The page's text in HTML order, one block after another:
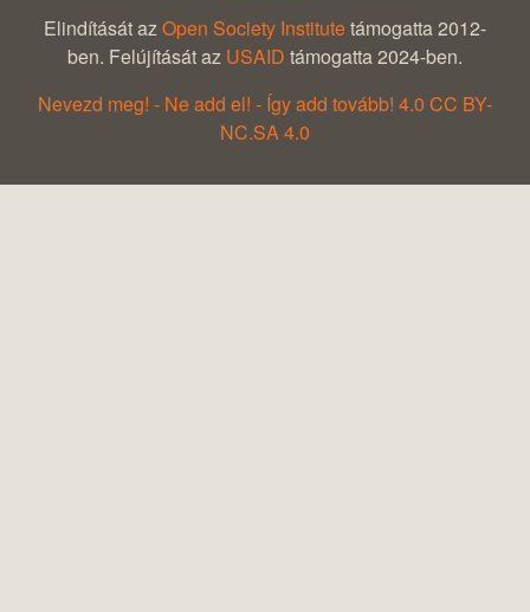
Elindítását azOpen Society Institutetámogatta 2012-
ben. Felújítását az USAID támogatta 2024-ben.
Nevezd meg! - Ne add el! - Így add tovább! 4.0 CC BY-
NC.SA 4.0